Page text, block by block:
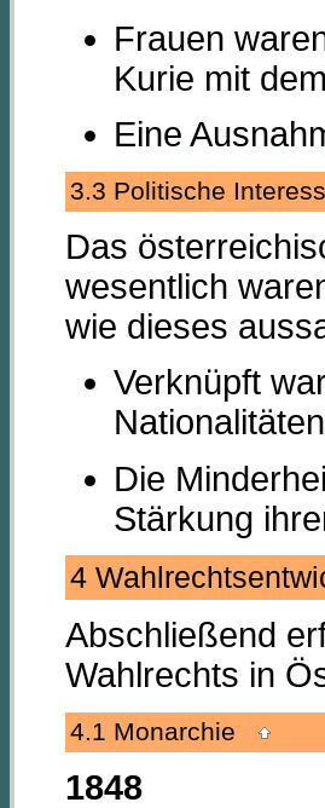
Frauen
Kurie mit
Eine
3.3 Politische
Das
wesentlich
wie dieses
Verknüpft
Die
Stärkung
4
Abschließend
Wahlrechts in
4.1 Monarchie
1848